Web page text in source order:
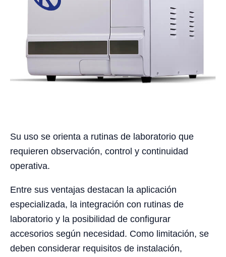
Su uso se orienta a rutinas de laboratorio que
requieren observación, control y continuidad
operativa.
Entre sus ventajas destacan la aplicación
especializada, la integración con rutinas de
laboratorio y la posibilidad de configurar
accesorios según necesidad. Como limitación, se
deben considerar requisitos de instalación,